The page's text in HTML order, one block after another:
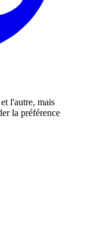
l'autre, mais
la préférence